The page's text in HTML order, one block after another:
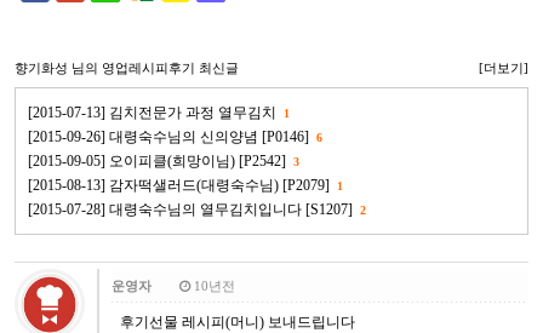
향기화성 님의 영업레시피후기 최신글 [더보기]
[2015-07-13] 김치전문가 과정 열무김치 1
[2015-09-26] 대령숙수님의 신의양념 [P0146] 6
[2015-09-05] 오이피클(희망이님) [P2542] 3
[2015-08-13] 감자떡샐러드(대령숙수님) [P2079] 1
[2015-07-28] 대령숙수님의 열무김치입니다 [S1207] 2
운영자 10년전
후기선물 레시피(머니) 보내드립니다